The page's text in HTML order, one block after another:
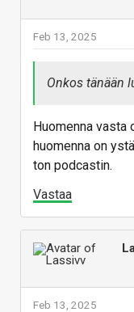
Feb 13, 2025
Onkos tänään
Huomenna vasta
huomenna on
ton podcastin.
Vastaa
Feb 13, 2025